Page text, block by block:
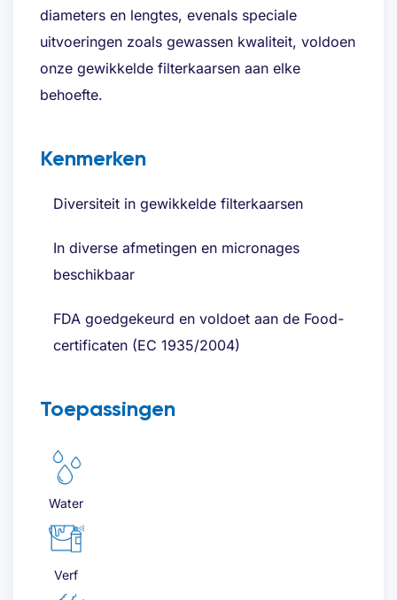
diameters en lengtes, evenals speciale
uitvoeringen zoals gewassen kwaliteit, voldoen
onze gewikkelde filterkaarsen aan elke
behoefte.
Kenmerken
Diversiteit in gewikkelde filterkaarsen
In diverse afmetingen en micronages
beschikbaar
FDA goedgekeurd en voldoet aan de Food-
certificaten (EC 1935/2004)
Toepassingen
Water
Verf